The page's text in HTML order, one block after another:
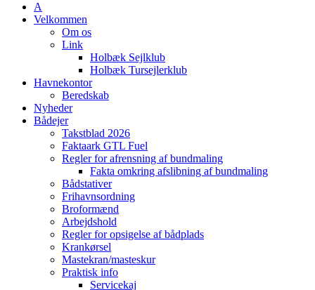
A
Velkommen
Om os
Link
Holbæk Sejlklub
Holbæk Tursejlerklub
Havnekontor
Beredskab
Nyheder
Bådejer
Takstblad 2026
Faktaark GTL Fuel
Regler for afrensning af bundmaling
Fakta omkring afslibning af bundmaling
Bådstativer
Frihavnsordning
Broformænd
Arbejdshold
Regler for opsigelse af bådplads
Krankørsel
Mastekran/masteskur
Praktisk info
Servicekaj